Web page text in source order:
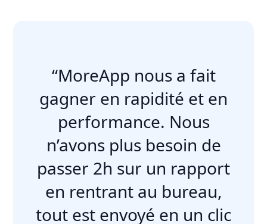
“MoreApp nous a fait
gagner en rapidité et en
performance. Nous
n’avons plus besoin de
passer 2h sur un rapport
en rentrant au bureau,
tout est envoyé en un clic